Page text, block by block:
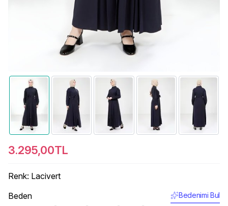
3.295,00TL
Renk: Lacivert
Beden
Bedenimi Bul